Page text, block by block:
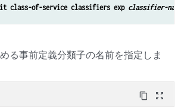
class-of-service classifiers exp classifier-name
る事前定義分類子の名前を指定しま
content_copy zoom_out_map